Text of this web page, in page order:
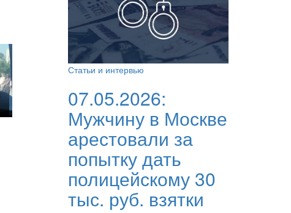
Статьи и интервью
07.05.2026:
Мужчину в Москве
арестовали за
попытку дать
полицейскому 30
тыс. руб. взятки